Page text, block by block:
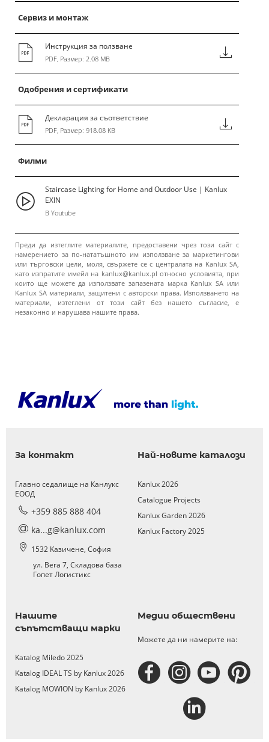
Сервиз и монтаж
Инструкция за ползване
PDF, Размер: 2.08 MB
Одобрения и сертификати
Декларация за съответствие
PDF, Размер: 918.08 KB
Филми
Staircase Lighting for Home and Outdoor Use | Kanlux
EXIN
В Youtube
Преди да изтеглите материалите, предоставени чрез този сайт с
намерението за по-нататъшното им използване за маркетингови
или търговски цели, моля, свържете се с централата на Kanlux SA,
като изпратите имейл на kanlux@kanlux.pl относно условията, при
които ще можете да използвате запазената марка Kanlux SA или
Kanlux SA материали, защитени с авторски права. Използването на
материали, изтеглени от този сайт без нашето съгласие, е
незаконно и нарушава нашите права.
За контакт
Главно седалище на Канлукс
ЕООД
+359 885 888 404
ka...g@kanlux.com
1532 Kазичене, София
ул. Вега 7, Складова база
Гопет Логистикс
Най-новите каталози
Kanlux 2026
Catalogue Projects
Kanlux Garden 2026
Kanlux Factory 2025
Нашите
съпътстващи марки
Katalog Miledo 2025
Katalog IDEAL TS by Kanlux 2026
Katalog MOWION by Kanlux 2026
Медии обществени
Можете да ни намерите на: